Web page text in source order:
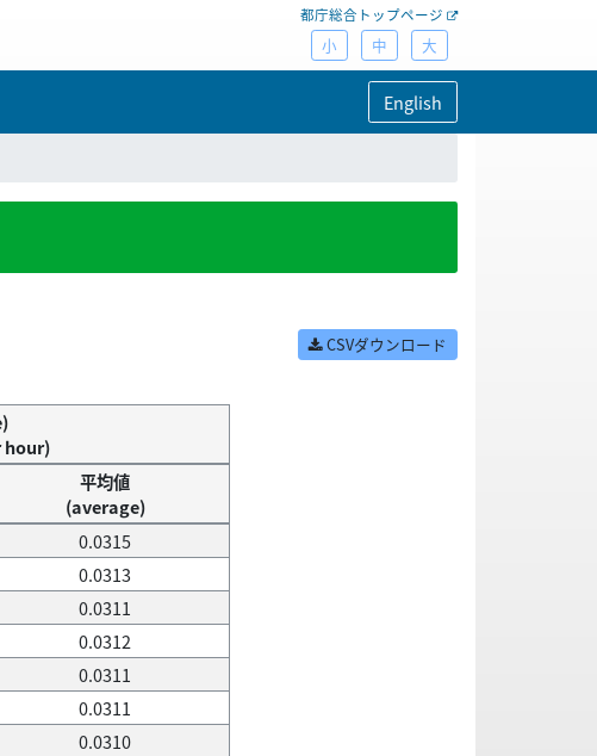
都庁総合トップページ
小 中 大
English
CSVダウンロード
hour)
平均値
(average)
0.0315
0.0313
0.0311
0.0312
0.0311
0.0311
0.0310